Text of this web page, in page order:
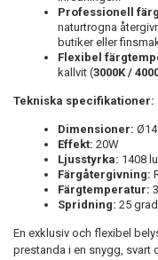
Professionell
naturtrogna
butiker eller
Flexibel
kallvit (3000K /
Tekniska specifikationer:
Dimensioner:
Effekt: 20W
Ljusstyrka: 1408
Färgåtergivning:
Färgtemperatur:
Spridning: 25
En exklusiv och flexibel
prestanda i en snygg, svart